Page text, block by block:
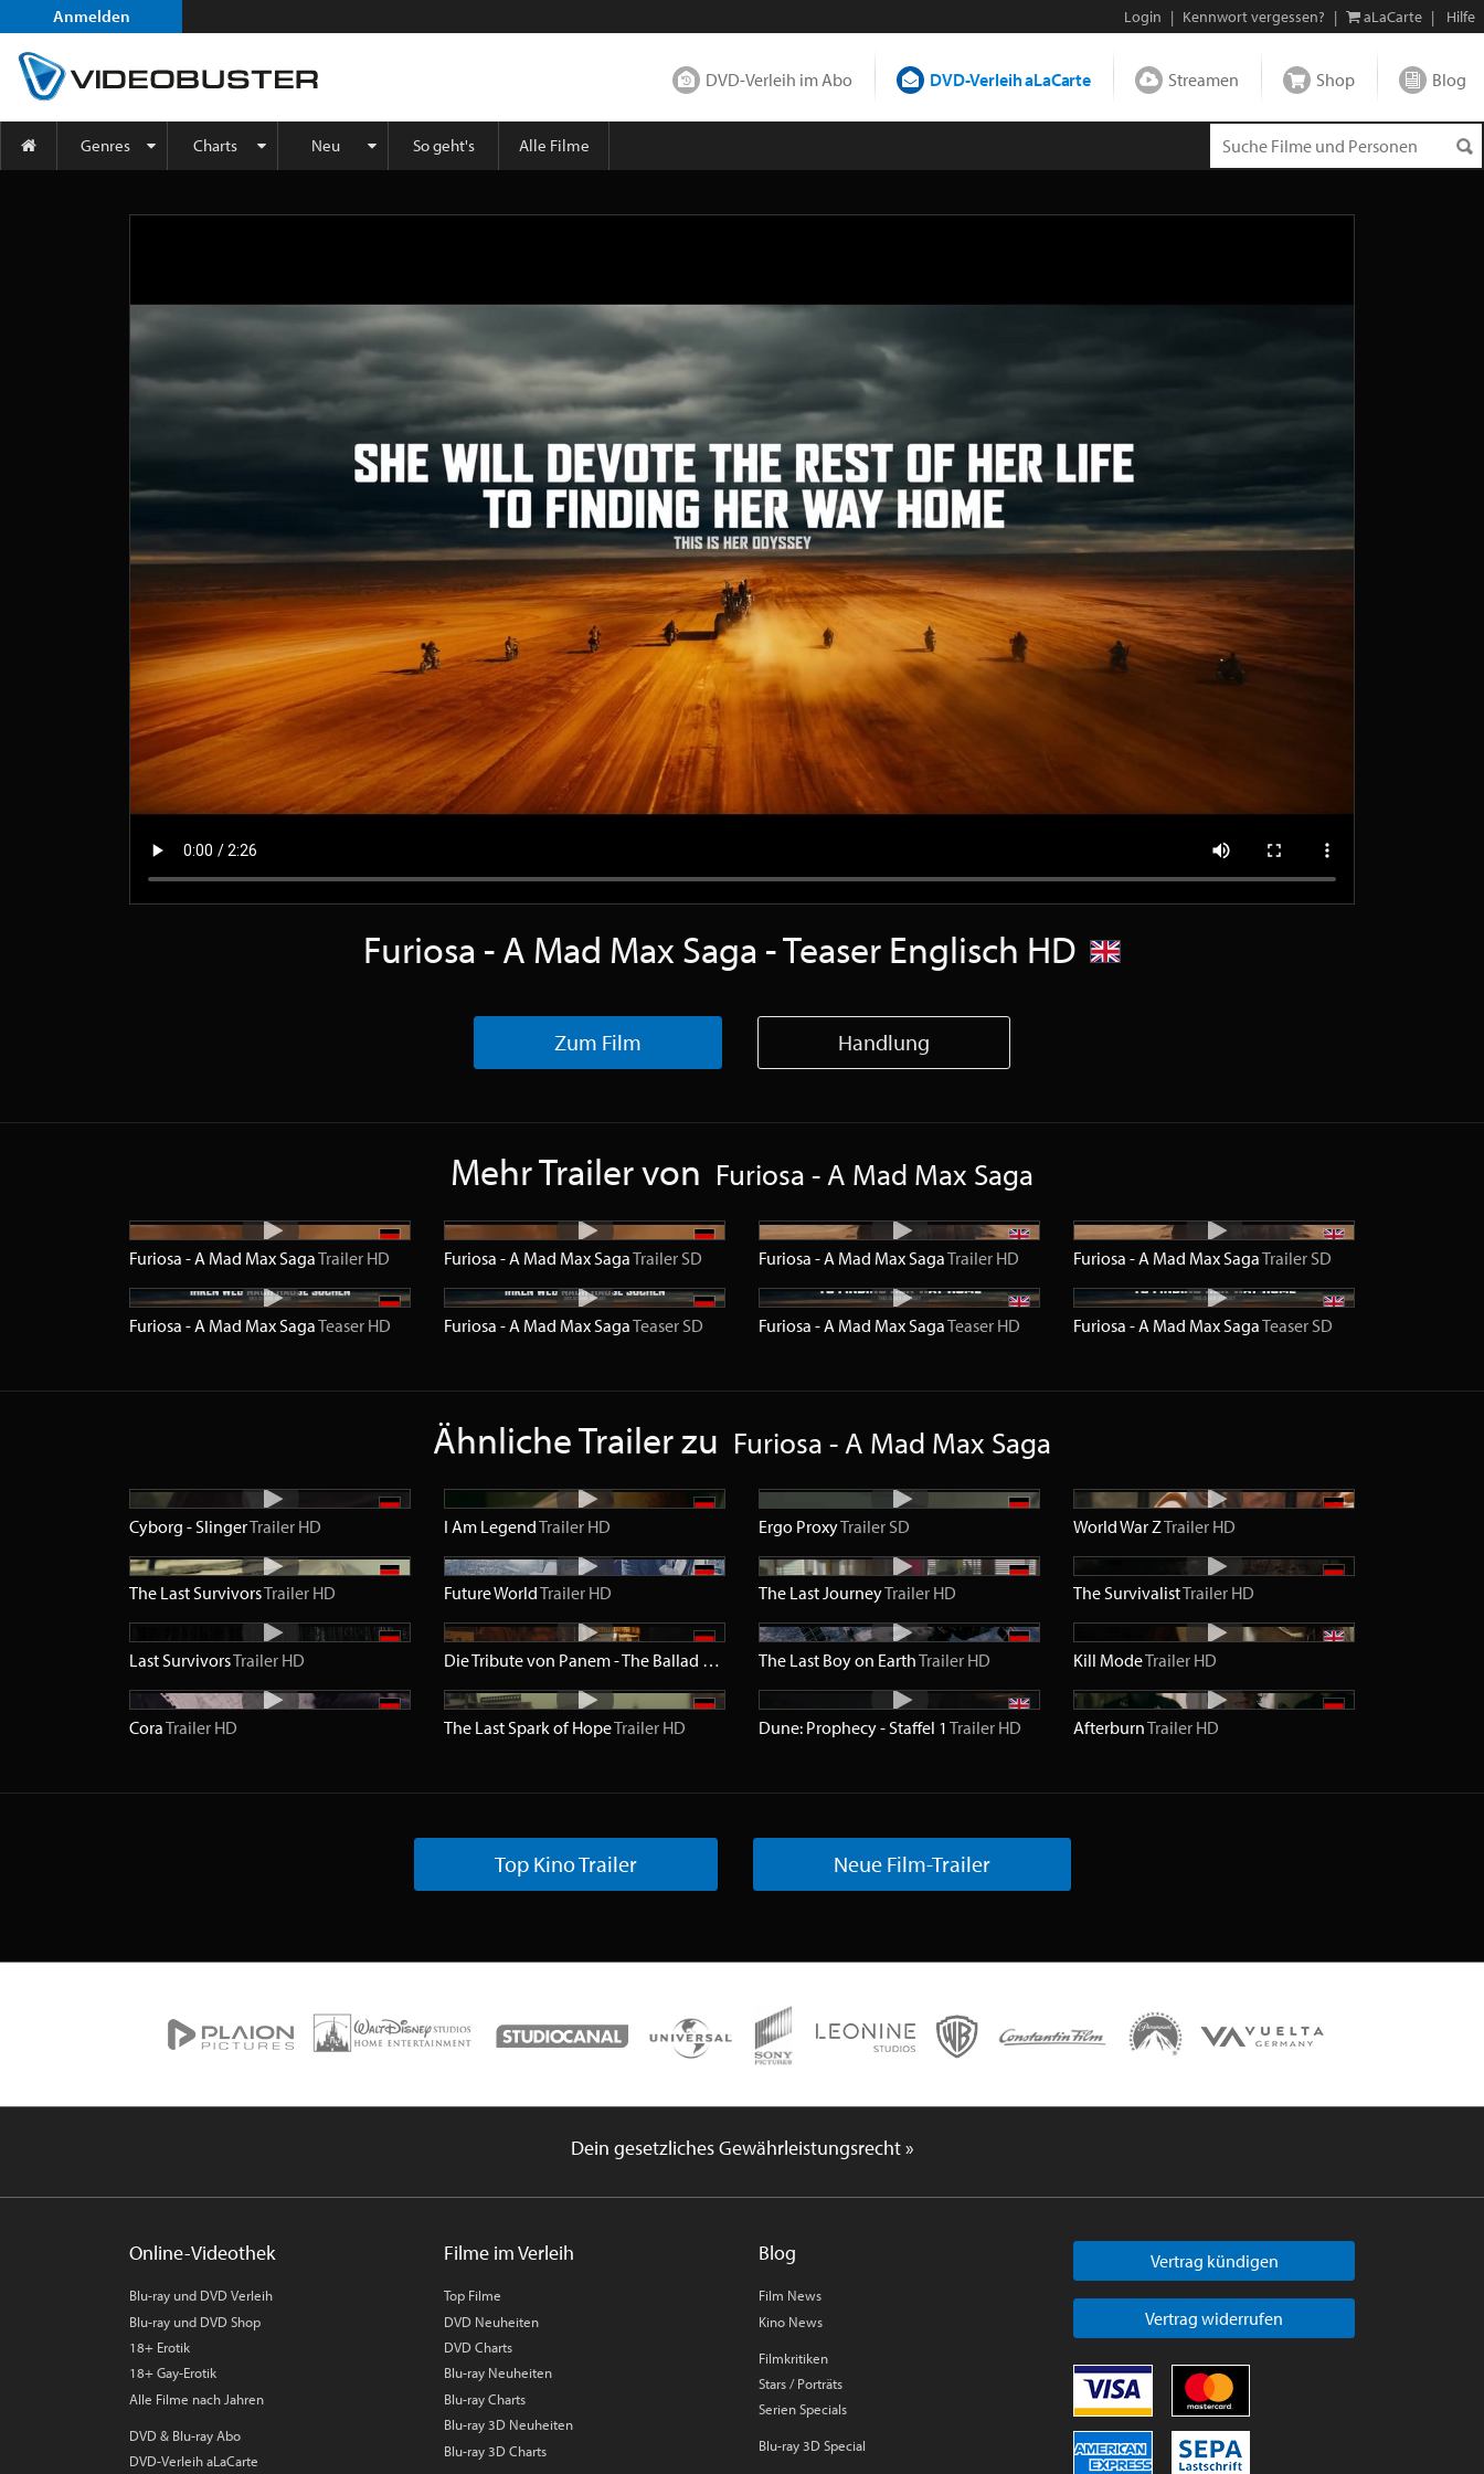
Anmelden Login | Kennwort vergessen? | aLaCarte | Hilfe
DVD-Verleih im Abo DVD-Verleih aLaCarte Streamen Shop Blog
Genres Charts Neu So geht's Alle Filme
Furiosa - A Mad Max Saga - Teaser Englisch HD
Zum Film Handlung
Mehr Trailer von Furiosa - A Mad Max Saga
Furiosa - A Mad Max SagaTrailer HD Furiosa - A Mad Max SagaTrailer SD Furiosa - A Mad Max SagaTrailer HD Furiosa - A Mad Max SagaTrailer SD
Furiosa - A Mad Max SagaTeaser HD Furiosa - A Mad Max SagaTeaser SD Furiosa - A Mad Max SagaTeaser HD Furiosa - A Mad Max SagaTeaser SD
Ähnliche Trailer zu Furiosa - A Mad Max Saga
Cyborg - SlingerTrailer HD I Am LegendTrailer HD Ergo ProxyTrailer SD World War ZTrailer HD
The Last SurvivorsTrailer HD Future WorldTrailer HD The Last JourneyTrailer HD The SurvivalistTrailer HD
Last SurvivorsTrailer HD Die Tribute von Panem - The Ballad of Songbirds & Snakes Trailer HD
The Last Boy on EarthTrailer HD Kill ModeTrailer HD
CoraTrailer HD The Last Spark of HopeTrailer HD Dune: Prophecy - Staffel 1 Trailer HD AfterburnTrailer HD
Top Kino Trailer Neue Film-Trailer
Dein gesetzliches Gewährleistungsrecht »
Online-Videothek
Blu-ray und DVD Verleih
Blu-ray und DVD Shop
18+ Erotik
18+ Gay-Erotik
Alle Filme nach Jahren
DVD & Blu-ray Abo
DVD-Verleih aLaCarte
Filme im Verleih
Top Filme
DVD Neuheiten
DVD Charts
Blu-ray Neuheiten
Blu-ray Charts
Blu-ray 3D Neuheiten
Blu-ray 3D Charts
Blog
Film News
Kino News
Filmkritiken
Stars / Porträts
Serien Specials
Blu-ray 3D Special
Vertrag kündigen
Vertrag widerrufen